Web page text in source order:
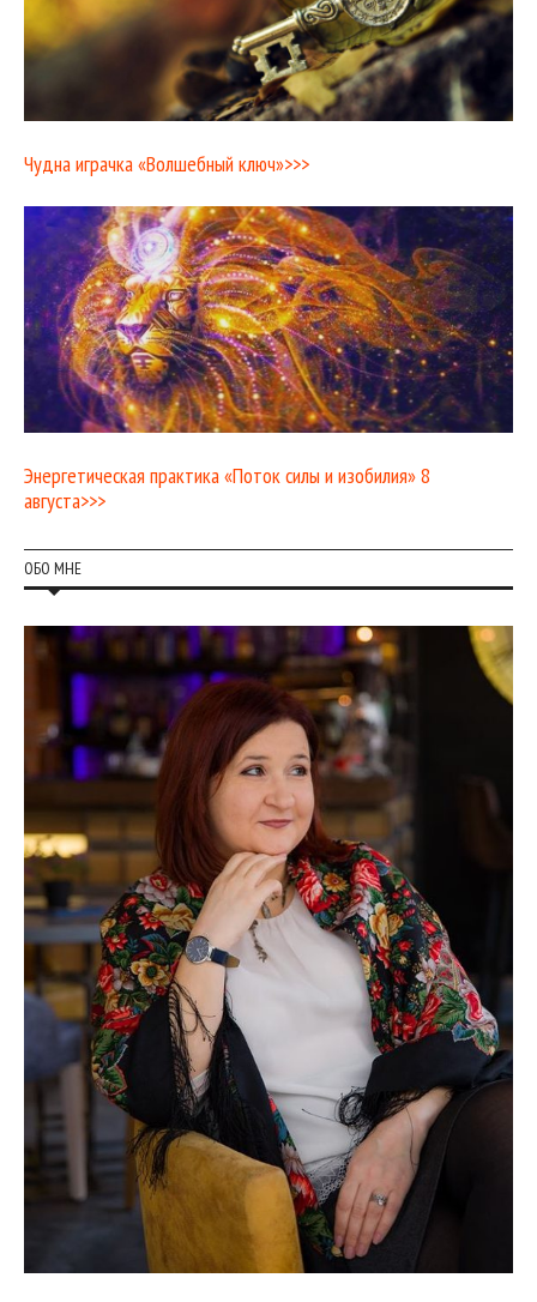
Чудна играчка «Волшебный ключ»>>>
Энергетическая практика «Поток силы и изобилия» 8
августа>>>
ОБО МНЕ